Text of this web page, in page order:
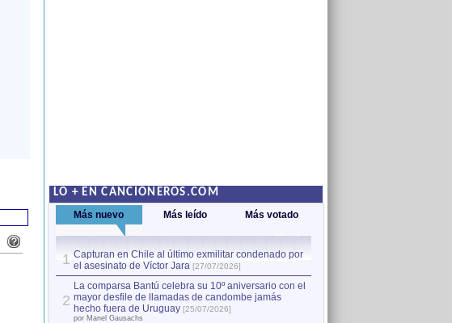
LO + EN CANCIONEROS.COM
Más nuevo Más leído Más votado
1 Capturan en Chile al último exmilitar condenado por
el asesinato de Víctor Jara [27/07/2026]
2
La comparsa Bantú celebra su 10º aniversario con el
mayor desfile de llamadas de candombe jamás
hecho fuera de Uruguay [25/07/2026]
por Manel Gausachs